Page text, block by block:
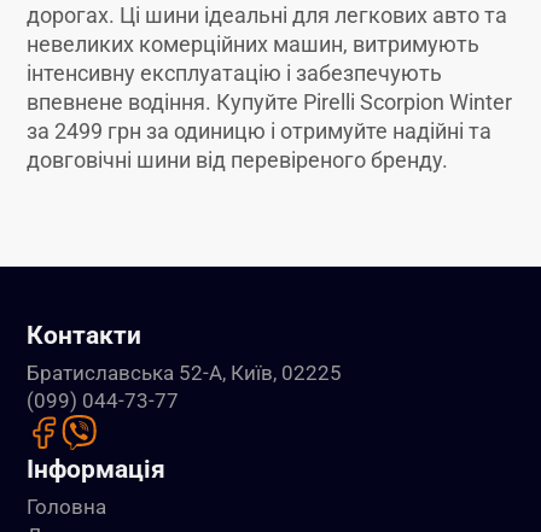
дорогах. Ці шини ідеальні для легкових авто та
невеликих комерційних машин, витримують
інтенсивну експлуатацію і забезпечують
впевнене водіння. Купуйте Pirelli Scorpion Winter
за 2499 грн за одиницю і отримуйте надійні та
довговічні шини від перевіреного бренду.
Контакти
Братиславська 52-А, Київ, 02225
(099) 044-73-77
Інформація
Головна